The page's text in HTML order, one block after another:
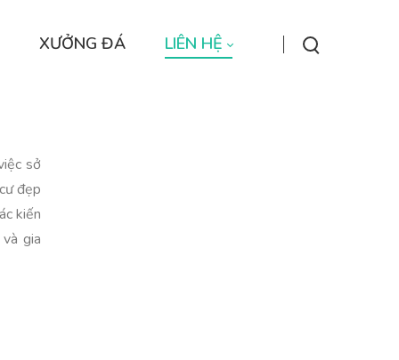
XƯỞNG ĐÁ LIÊN HỆ
sở
đẹp
kiến
gia